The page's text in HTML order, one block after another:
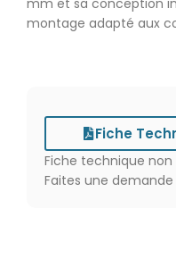
montage adapté aux
Fiche
Fiche technique
Faites une